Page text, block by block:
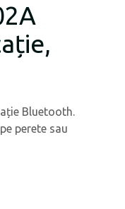
Bluetooth.
perete sau